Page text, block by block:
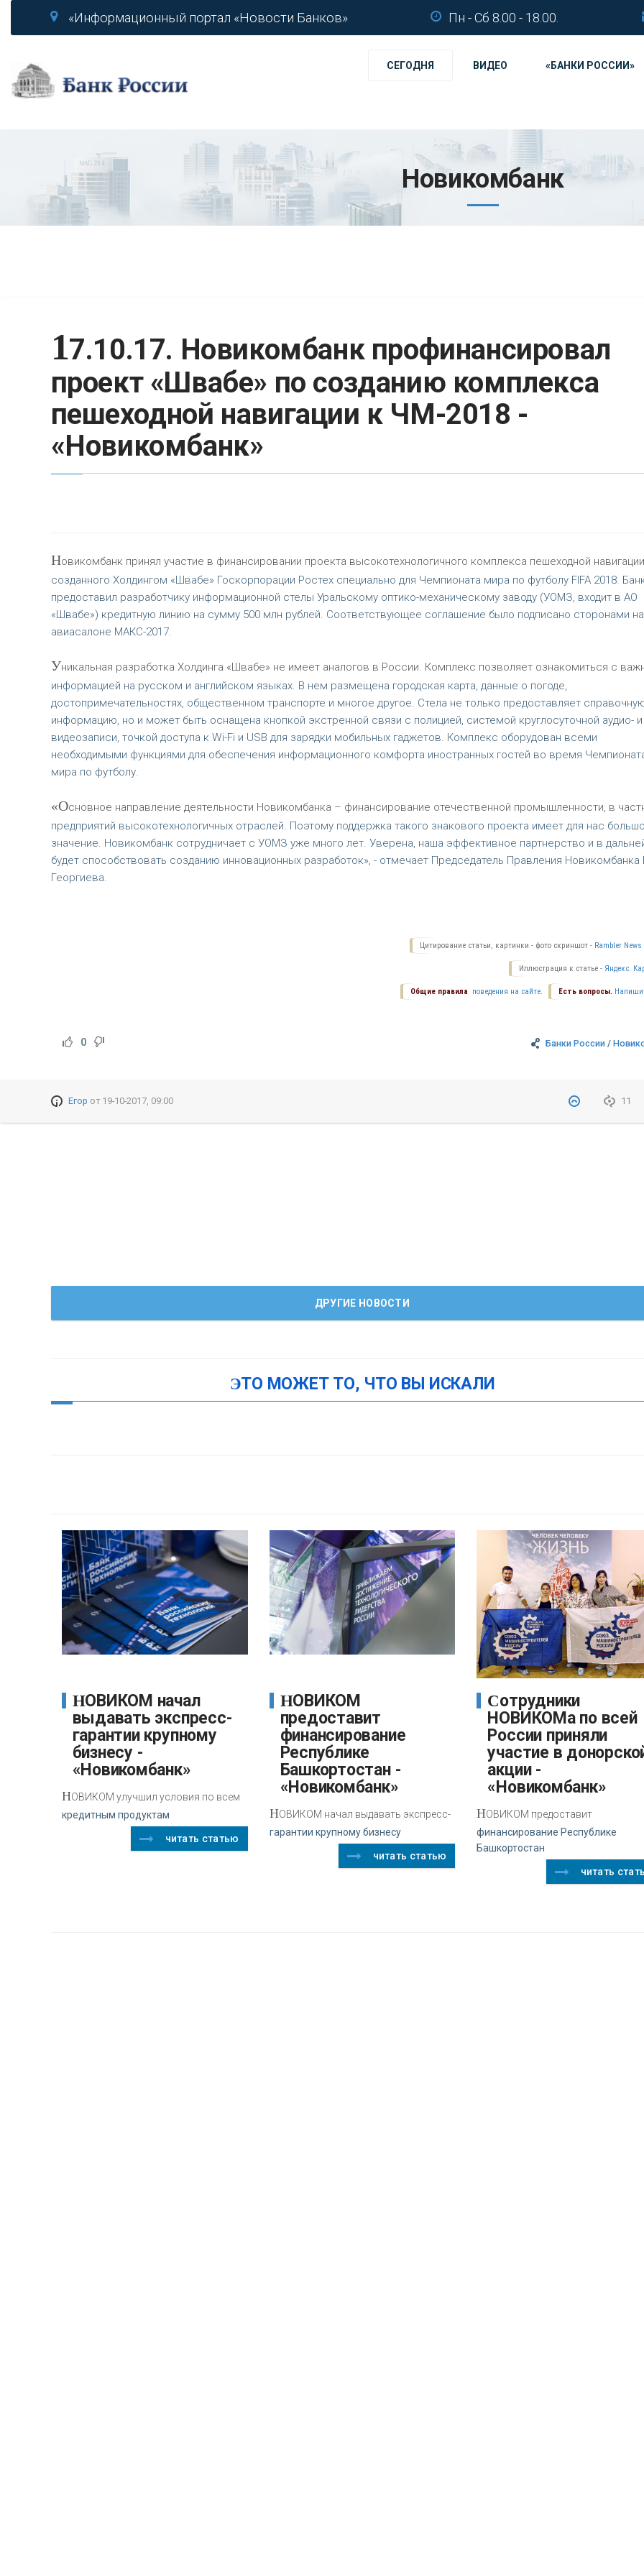
«Информационный портал «Новости Банков» Пн - Сб 8.00 - 18.00.
СЕГОДНЯ ВИДЕО «БАНКИ РОССИИ»
Новикомбанк
17.10.17. Новикомбанк профинансировал
проект «Швабе» по созданию комплекса
пешеходной навигации к ЧМ-2018 -
«Новикомбанк»
Новикомбанк принял участие в финансировании проекта высокотехнологичного комплекса пешеходной
созданного Холдингом «Швабе» Госкорпорации Ростех специально для Чемпионата мира по футболу FIFA 2018.
предоставил разработчику информационной стелы Уральскому оптико-механическому заводу (УОМЗ, входит в АО
«Швабе») кредитную линию на сумму 500 млн рублей. Соответствующее соглашение было подписано сторонами на
авиасалоне МАКС-2017.
Уникальная разработка Холдинга «Швабе» не имеет аналогов в России. Комплекс позволяет ознакомиться с
информацией на русском и английском языках. В нем размещена городская карта, данные о погоде,
достопримечательностях, общественном транспорте и многое другое. Стела не только предоставляет
информацию, но и может быть оснащена кнопкой экстренной связи с полицией, системой круглосуточной аудио- и
видеозаписи, точкой доступа к Wi-Fi и USB для зарядки мобильных гаджетов. Комплекс оборудован всеми
необходимыми функциями для обеспечения информационного комфорта иностранных гостей во время
мира по футболу.
«Основное направление деятельности Новикомбанка – финансирование отечественной промышленности, в
предприятий высокотехнологичных отраслей. Поэтому поддержка такого знакового проекта имеет для нас
значение. Новикомбанк сотрудничает с УОМЗ уже много лет. Уверена, наша эффективное партнерство и в
будет способствовать созданию инновационных разработок», - отмечает Председатель Правления Новикомбанка
Георгиева.
Цитирование статьи, картинки - фото скриншот - Rambler News
Иллюстрация к статье - Яндекс.
Есть вопросы.
Общие правила поведения на сайте.
Банки России /
0
11
Егор от 19-10-2017, 09:00
ДРУГИЕ НОВОСТИ
ЭТО МОЖЕТ ТО, ЧТО ВЫ ИСКАЛИ
НОВИКОМ начал
выдавать экспресс-
гарантии крупному
бизнесу -
«Новикомбанк»
НОВИКОМ улучшил условия по всем
кредитным продуктам
читать статью
НОВИКОМ
предоставит
финансирование
Республике
Башкортостан -
«Новикомбанк»
НОВИКОМ начал выдавать экспресс-
гарантии крупному бизнесу
читать статью
Сотрудники
НОВИКОМа по всей
России приняли
участие в
акции -
«Новикомбанк»
НОВИКОМ предоставит
финансирование Республике
Башкортостан
читать